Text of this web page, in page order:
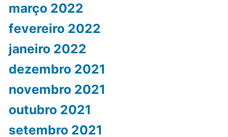
março 2022
fevereiro 2022
janeiro 2022
dezembro 2021
novembro 2021
outubro 2021
setembro 2021